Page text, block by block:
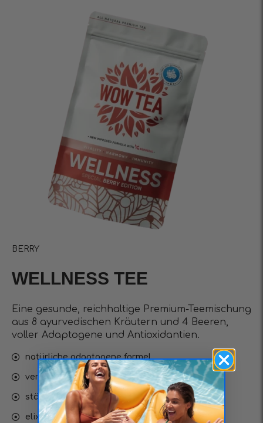
BERRY
WELLNESS TEE
Eine gesunde, reichhaltige Premium-Teemischung
aus 8 ayurvedischen Kräutern und 4 Beeren,
voller Adaptogene und Antioxidantien.
natürliche adaptogene formel
verbessert vitalität und gleichgewicht
stärkt die immunität
elixier für jugend & langlebigkeit